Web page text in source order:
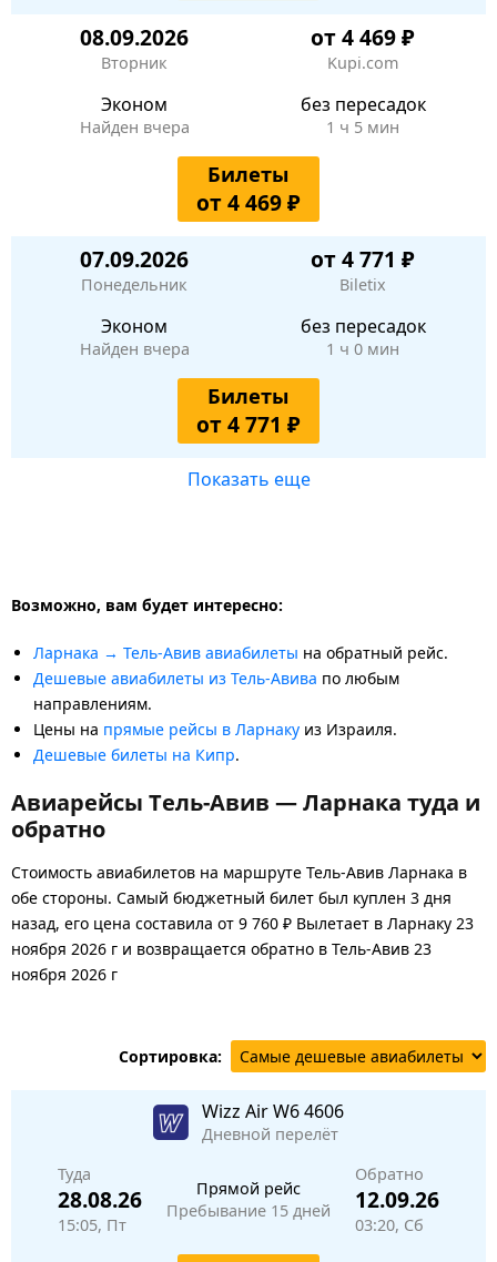
08.09.2026
Вторник
от 4 469 ₽
Kupi.com
Эконом
Найден вчера
без пересадок
1 ч 5 мин
Билеты
от 4 469 ₽
07.09.2026
Понедельник
от 4 771 ₽
Biletix
Эконом
Найден вчера
без пересадок
1 ч 0 мин
Билеты
от 4 771 ₽
Показать еще
Возможно, вам будет интересно:
Ларнака → Тель-Авив авиабилеты на обратный рейс.
Дешевые авиабилеты из Тель-Авива по любым
направлениям.
Цены на прямые рейсы в Ларнаку из Израиля.
Дешевые билеты на Кипр.
Авиарейсы Тель-Авив — Ларнака туда и
обратно
Стоимость авиабилетов на маршруте Тель-Авив Ларнака в
обе стороны. Самый бюджетный билет был куплен 3 дня
назад, его цена составила от 9 760 ₽ Вылетает в Ларнаку 23
ноября 2026 г и возвращается обратно в Тель-Авив 23
ноября 2026 г
Сортировка:
Wizz AirW6 4606
Дневной перелёт
Туда
28.08.26
15:05, Пт
Прямой рейс
Пребывание 15 дней
Обратно
12.09.26
03:20, Сб